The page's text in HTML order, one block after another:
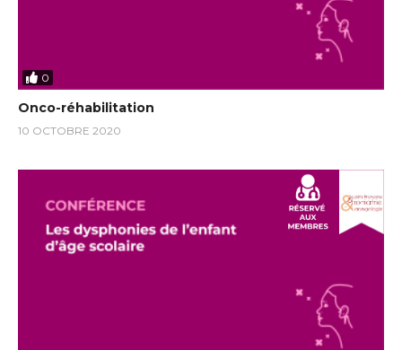
0
Onco-réhabilitation
10 OCTOBRE 2020